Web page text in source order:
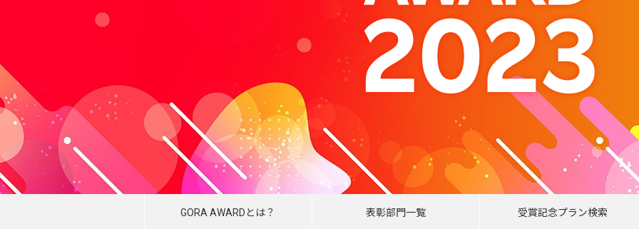
GORA AWARDとは？ 表彰部門一覧 受賞記念プラン検索